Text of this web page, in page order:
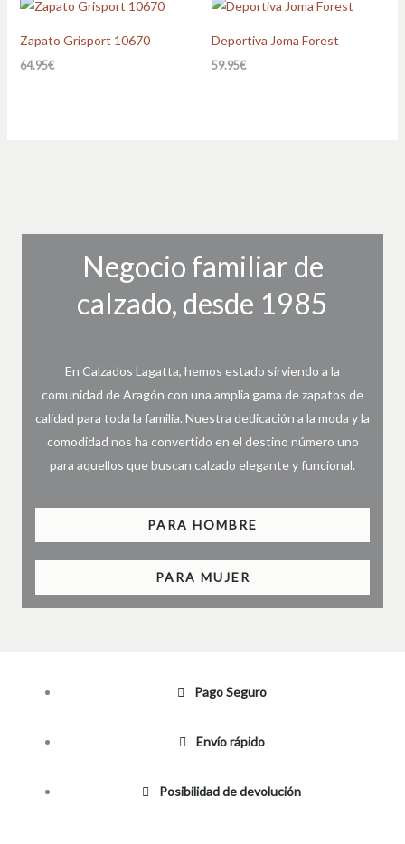
Zapato Grisport 10670
64.95€
Deportiva Joma Forest
59.95€
Negocio familiar de
calzado, desde 1985
En Calzados Lagatta, hemos estado sirviendo a la
comunidad de Aragón con una amplia gama de zapatos de
calidad para toda la familia. Nuestra dedicación a la moda y la
comodidad nos ha convertido en el destino número uno
para aquellos que buscan calzado elegante y funcional.
PARA HOMBRE
PARA MUJER
Pago Seguro
Envío rápido
Posibilidad de devolución